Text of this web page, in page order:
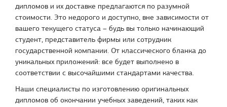
дипломов и их доставке предлагаются по разумной
стоимости. Это недорого и доступно, вне зависимости от
вашего текущего статуса – будь вы только начинающий
студент, представитель фирмы или сотрудник
государственной компании. От классического бланка до
уникальных приложений: все будет выполнено в
соответствии с высочайшими стандартами качества.
Наши специалисты по изготовлению оригинальных
дипломов об окончании учебных заведений, таких как